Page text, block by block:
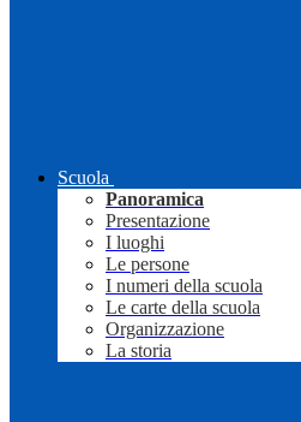
Scuola
Panoramica
Presentazione
I luoghi
Le persone
I numeri della scuola
Le carte della scuola
Organizzazione
La storia